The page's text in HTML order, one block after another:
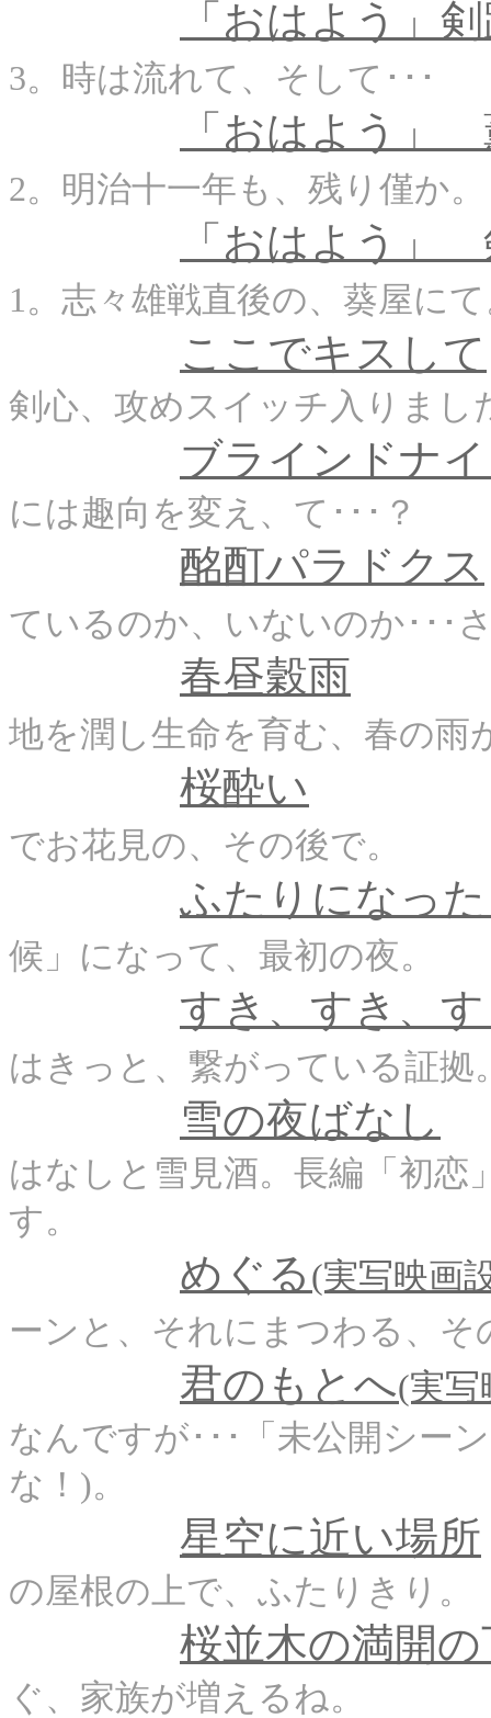
「おはよう」
3。時は流れて、そして･･･
「おはよう」
2。明治十一年も、残り僅か。
「おはよう」
1。志々雄戦直後の、葵屋に
ここでキスして
剣心、攻めスイッチ入りまし
ブラインドナ
には趣向を変え、て･･･？
酩酊パラドクス
ているのか、いないのか･･･
春昼穀雨
地を潤し生命を育む、春の雨
桜酔い
でお花見の、その後で。
ふたりになっ
候」になって、最初の夜。
すき、すき、
はきっと、繋がっている証拠
雪の夜ばなし
はなしと雪見酒。長編「初
す。
めぐる (実写映画
ーンと、それにまつわる、そ
君のもとへ(実写
なんですが･･･「未公開シー
な！)。
星空に近い場所
の屋根の上で、ふたりきり。
桜並木の満開の
ぐ、家族が増えるね。